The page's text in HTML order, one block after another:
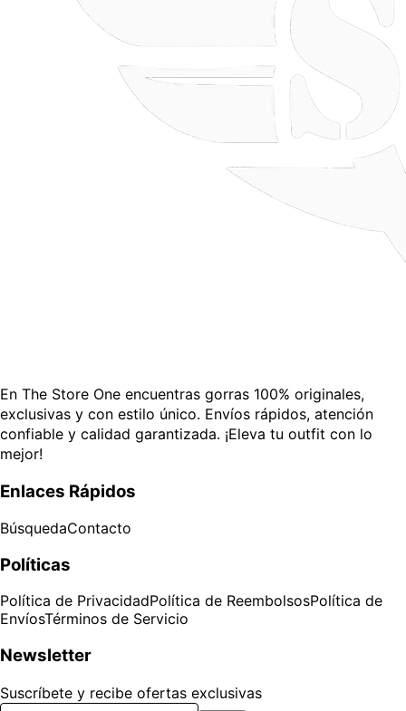
En The Store One encuentras gorras 100% originales,
exclusivas y con estilo único. Envíos rápidos, atención
confiable y calidad garantizada. ¡Eleva tu outfit con lo
mejor!
Enlaces Rápidos
BúsquedaContacto
Políticas
Política de PrivacidadPolítica de ReembolsosPolítica de
EnvíosTérminos de Servicio
Newsletter
Suscríbete y recibe ofertas exclusivas